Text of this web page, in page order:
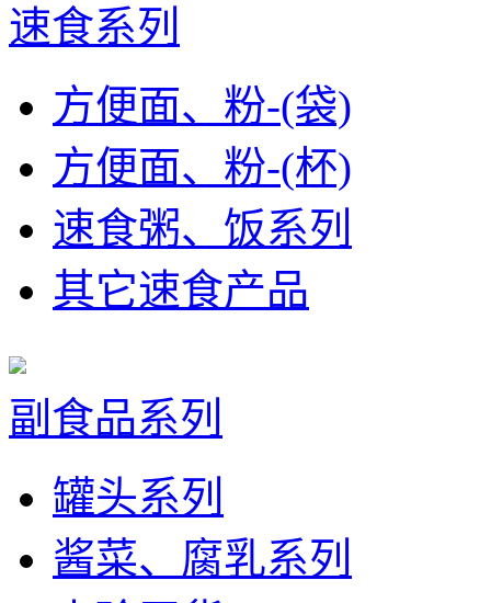
速食系列
方便面、粉-(袋)
方便面、粉-(杯)
速食粥、饭系列
其它速食产品
副食品系列
罐头系列
酱菜、腐乳系列